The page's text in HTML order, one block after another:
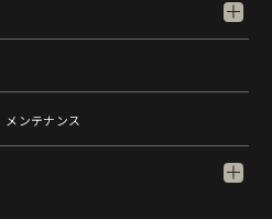
メンテナンス